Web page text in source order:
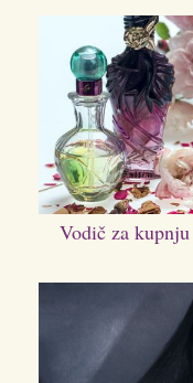
Vodič za